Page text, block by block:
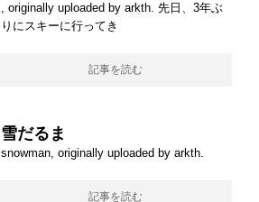
, originally uploaded by arkth. 先日、3年ぶ
りにスキーに行ってき
記事を読む
雪だるま
snowman, originally uploaded by arkth.
記事を読む